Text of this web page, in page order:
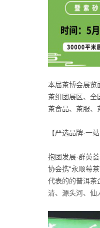
本届茶博会展览
茶组团展区、全
茶食品、茶服、
【严选品牌·一
抱团发展·群英
协会携“永顺莓
代表的的普洱茶
清、源头河、仙